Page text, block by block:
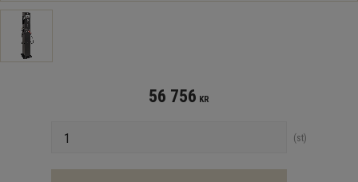
56 756 KR
st